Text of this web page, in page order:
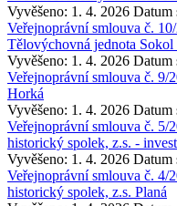
Vyvěšeno: 1. 4. 2026 Datum
Veřejnoprávní smlouva č.
Tělovýchovná jednota Sokol
Vyvěšeno: 1. 4. 2026 Datum
Veřejnoprávní smlouva č. 9/
Horká
Vyvěšeno: 1. 4. 2026 Datum
Veřejnoprávní smlouva č. 5/
historický spolek, z.s. -
Vyvěšeno: 1. 4. 2026 Datum
Veřejnoprávní smlouva č. 4/
historický spolek, z.s. Planá